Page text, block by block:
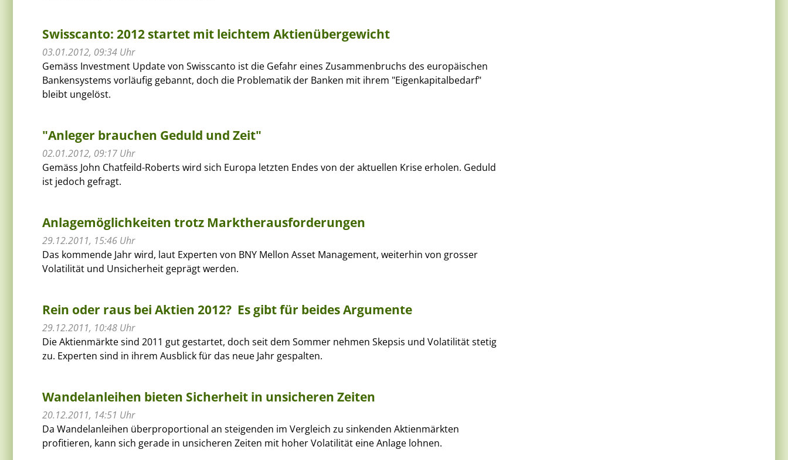
Swisscanto: 2012 startet mit leichtem Aktienübergewicht
03.01.2012, 09:34 Uhr
Gemäss Investment Update von Swisscanto ist die Gefahr eines Zusammenbruchs des europäischen
Bankensystems vorläufig gebannt, doch die Problematik der Banken mit ihrem "Eigenkapitalbedarf"
bleibt ungelöst.
"Anleger brauchen Geduld und Zeit"
02.01.2012, 09:17 Uhr
Gemäss John Chatfeild-Roberts wird sich Europa letzten Endes von der aktuellen Krise erholen. Geduld
ist jedoch gefragt.
Anlagemöglichkeiten trotz Marktherausforderungen
29.12.2011, 15:46 Uhr
Das kommende Jahr wird, laut Experten von BNY Mellon Asset Management, weiterhin von grosser
Volatilität und Unsicherheit geprägt werden.
Rein oder raus bei Aktien 2012?  Es gibt für beides Argumente
29.12.2011, 10:48 Uhr
Die Aktienmärkte sind 2011 gut gestartet, doch seit dem Sommer nehmen Skepsis und Volatilität stetig
zu. Experten sind in ihrem Ausblick für das neue Jahr gespalten.
Wandelanleihen bieten Sicherheit in unsicheren Zeiten
20.12.2011, 14:51 Uhr
Da Wandelanleihen überproportional an steigenden im Vergleich zu sinkenden Aktienmärkten
profitieren, kann sich gerade in unsicheren Zeiten mit hoher Volatilität eine Anlage lohnen.